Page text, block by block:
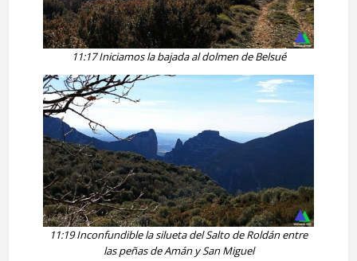
11:17 Iniciamos la bajada al dolmen de Belsué
11:19 Inconfundible la silueta del Salto de Roldán entre
las peñas de Amán y San Miguel